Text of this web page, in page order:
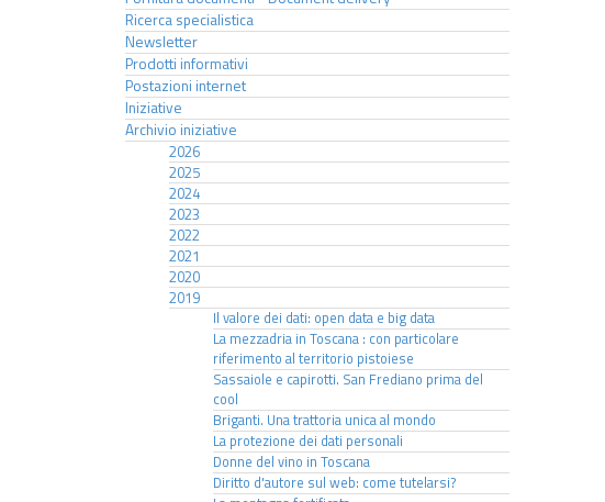
Ricerca specialistica
Newsletter
Prodotti informativi
Postazioni internet
Iniziative
Archivio iniziative
2026
2025
2024
2023
2022
2021
2020
2019
Il valore dei dati: open data e big data
La mezzadria in Toscana : con particolare
riferimento al territorio pistoiese
Sassaiole e capirotti. San Frediano prima del
cool
Briganti. Una trattoria unica al mondo
La protezione dei dati personali
Donne del vino in Toscana
Diritto d'autore sul web: come tutelarsi?